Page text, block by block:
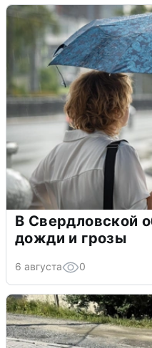
В Свердловской
дожди и грозы
6 августа 0